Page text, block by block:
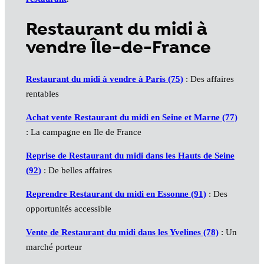
Restaurant du midi à
vendre Île-de-France
Restaurant du midi à vendre à Paris (75): Des affaires
rentables
Achat vente Restaurant du midi en Seine et Marne (77)
: La campagne en Ile de France
Reprise de Restaurant du midi dans les Hauts de Seine
(92): De belles affaires
Reprendre Restaurant du midi en Essonne (91): Des
opportunités accessible
Vente de Restaurant du midi dans les Yvelines (78): Un
marché porteur